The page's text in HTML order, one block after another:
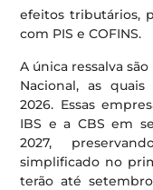
efeitos tributários,
com PIS e COFINS.
A única ressalva
Nacional, as
2026. Essas
IBS e a CBS em
2027,
simplificado no
terão até